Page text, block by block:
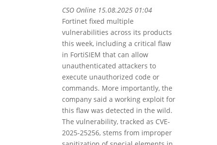
CSO Online 15.08.2025 01:04
Fortinet fixed multiple
vulnerabilities across its products
this week, including a critical flaw
in FortiSIEM that can allow
unauthenticated attackers to
execute unauthorized code or
commands. More importantly, the
company said a working exploit for
this flaw was detected in the wild.
The vulnerability, tracked as CVE-
2025-25256, stems from improper